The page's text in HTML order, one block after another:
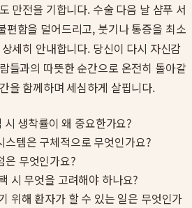
만전을 기합니다. 수술 다음 날 샴푸 서
편함을 덜어드리고, 붓기나 통증을 최소
세히 안내합니다. 당신이 다시 자신감
들과의 따뜻한 순간으로 온전히 돌아갈
을 함께하며 세심하게 살핍니다.
생착률이 왜 중요한가요?
스템은 구체적으로 무엇인가요?
은 무엇인가요?
시 무엇을 고려해야 하나요?
위해 환자가 할 수 있는 일은 무엇인가